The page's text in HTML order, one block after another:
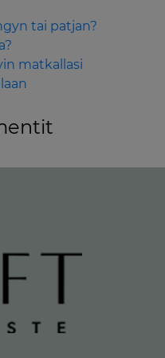
tai patjan?
matkallasi